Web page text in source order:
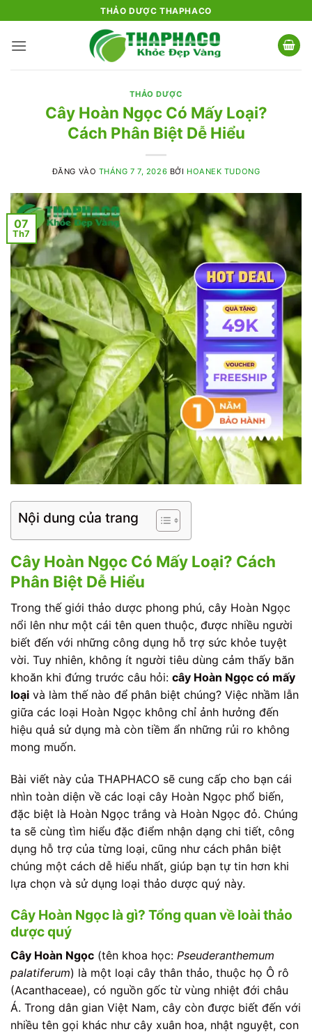
qua
nội
THẢO DƯỢC THAPHACO
THẢO DƯỢC
Cây Hoàn Ngọc Có Mấy Loại?
Cách Phân Biệt Dễ Hiểu
ĐĂNG VÀO THÁNG 7 7, 2026 BỞI HOANEK TUDONG
07
Th7
Nội dung của trang
Cây Hoàn Ngọc Có Mấy Loại? Cách
Phân Biệt Dễ Hiểu
Trong thế giới thảo dược phong phú, cây Hoàn Ngọc
nổi lên như một cái tên quen thuộc, được nhiều người
biết đến với những công dụng hỗ trợ sức khỏe tuyệt
vời. Tuy nhiên, không ít người tiêu dùng cảm thấy băn
khoăn khi đứng trước câu hỏi: cây Hoàn Ngọc có mấy
loại và làm thế nào để phân biệt chúng? Việc nhầm lẫn
giữa các loại Hoàn Ngọc không chỉ ảnh hưởng đến
hiệu quả sử dụng mà còn tiềm ẩn những rủi ro không
mong muốn.
Bài viết này của THAPHACO sẽ cung cấp cho bạn cái
nhìn toàn diện về các loại cây Hoàn Ngọc phổ biến,
đặc biệt là Hoàn Ngọc trắng và Hoàn Ngọc đỏ. Chúng
ta sẽ cùng tìm hiểu đặc điểm nhận dạng chi tiết, công
dụng hỗ trợ của từng loại, cũng như cách phân biệt
chúng một cách dễ hiểu nhất, giúp bạn tự tin hơn khi
lựa chọn và sử dụng loại thảo dược quý này.
Cây Hoàn Ngọc là gì? Tổng quan về loài thảo
dược quý
Cây Hoàn Ngọc (tên khoa học: Pseuderanthemum
palatiferum) là một loại cây thân thảo, thuộc họ Ô rô
(Acanthaceae), có nguồn gốc từ vùng nhiệt đới châu
Á. Trong dân gian Việt Nam, cây còn được biết đến với
nhiều tên gọi khác như cây xuân hoa, nhật nguyệt, con